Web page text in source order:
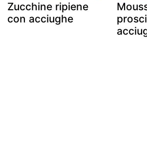
Zucchine ripiene
con acciughe